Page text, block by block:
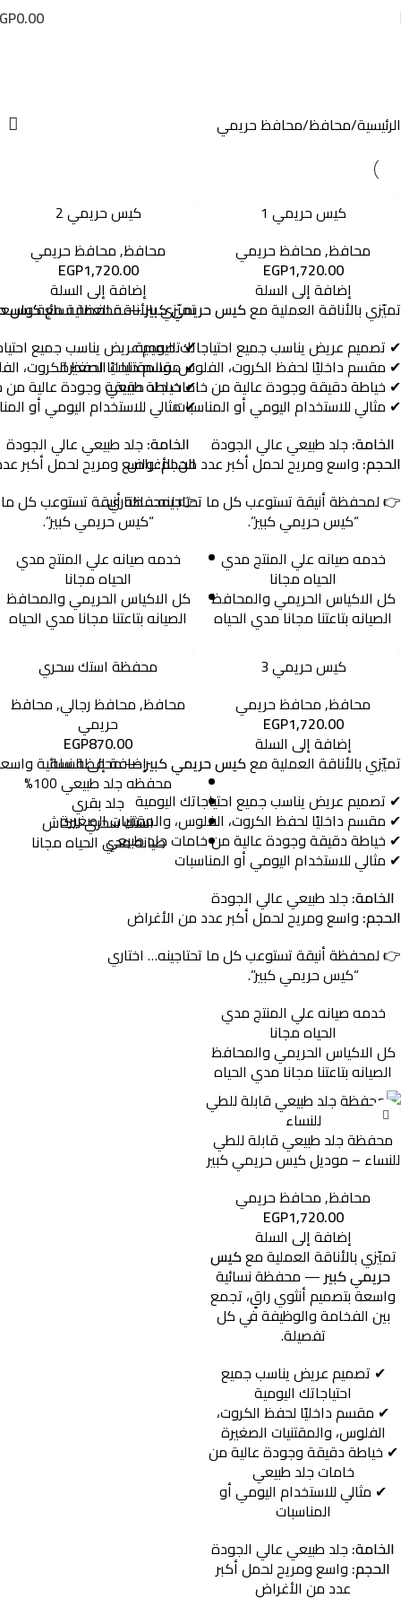
0.00
الرئيسية محافظ محافظ حريمي
كيس حريمي 1
محافظ,محافظ حريمي
EGP1,720.00
إضافة إلى السلة
تميّزيبالأناقة العمليةمعكيسحريميكبير—محفظةنسائية
✔ تصميمعريضيناسبجميع احتياجاتكاليومية
✔ مقسمداخليًا لحفظ الكروت، الفلوس،والمقتنياتالصغيرة
✔ خياطةدقيقةوجودةعاليةمنخاماتجلدطبيعي
✔ مثاليللاستخدام اليوميأو المناسبات
الخامة: جلد طبيعيعالي الجودة
الحجم: واسعومريحلحملأكبرعدد منالأغراض
👉لمحفظةأنيقةتستوعبكلما تحتاجينه…اختاري
“كيسحريميكبير”.
خدمه صيانه علي المنتج مدي
الحياه مجانا
كل الاكياس الحريمي والمحافظ
الصيانه بتاعتنا مجانا مدي الحياه
كيس حريمي 2
محافظ,محافظ حريمي
EGP1,720.00
إضافة إلى السلة
تميّزيبالأناقةالعمليةمعكيس
✔تصميمعريضيناسبجميع
✔مقسمداخليًالحفظالكروت،
✔خياطةدقيقةوجودةعاليةمن
✔مثاليللاستخدام اليوميأو
الخامة: جلد طبيعيعالي الجودة
الحجم:واسعومريحلحملأكبر
👉لمحفظةأنيقةتستوعبكل
“كيسحريميكبير”.
خدمه صيانه علي المنتج مدي
الحياه مجانا
كل الاكياس الحريمي والمحافظ
الصيانه بتاعتنا مجانا مدي الحياه
كيس حريمي 3
محافظ,محافظ حريمي
EGP1,720.00
إضافة إلى السلة
تميّزيبالأناقة العمليةمعكيسحريميكبير—محفظةنسائية
✔ تصميمعريضيناسبجميع احتياجاتك اليومية
✔ مقسمداخليًا لحفظ الكروت، الفلوس، والمقتنياتالصغيرة
✔ خياطةدقيقةوجودةعاليةمنخاماتجلدطبيعي
✔ مثاليللاستخدام اليوميأو المناسبات
الخامة: جلد طبيعيعالي الجودة
الحجم: واسعومريحلحملأكبرعدد من الأغراض
👉لمحفظةأنيقةتستوعبكلما تحتاجينه… اختاري
“كيسحريميكبير”.
خدمه صيانه علي المنتج مدي
الحياه مجانا
كل الاكياس الحريمي والمحافظ
الصيانه بتاعتنا مجانا مدي الحياه
محفظة استك سحري
محافظ,محافظ رجالي,محافظ
حريمي
EGP870.00
إضافة إلى السلة
محفظه جلد طبيعي 100%
جلد بقري
استك سحري للكاش
صيانه مدي الحياه مجانا
محفظة جلد طبيعي قابلة للطي
للنساء – موديل كيس حريمي كبير
محافظ,محافظ حريمي
EGP1,720.00
إضافة إلى السلة
تميّزيبالأناقة العمليةمعكيس
حريميكبير— محفظةنسائية
واسعةبتصميمأنثويراقٍ، تجمع
بين الفخامةوالوظيفةفيكل
تفصيلة.
✔ تصميمعريضيناسبجميع
احتياجاتك اليومية
✔ مقسمداخليًا لحفظ الكروت،
الفلوس، والمقتنيات الصغيرة
✔ خياطةدقيقةوجودةعاليةمن
خاماتجلد طبيعي
✔ مثاليللاستخدام اليوميأو
المناسبات
الخامة: جلد طبيعيعالي الجودة
الحجم: واسعومريحلحملأكبر
عدد من الأغراض